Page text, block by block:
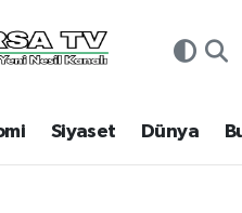
Siyaset Dünya